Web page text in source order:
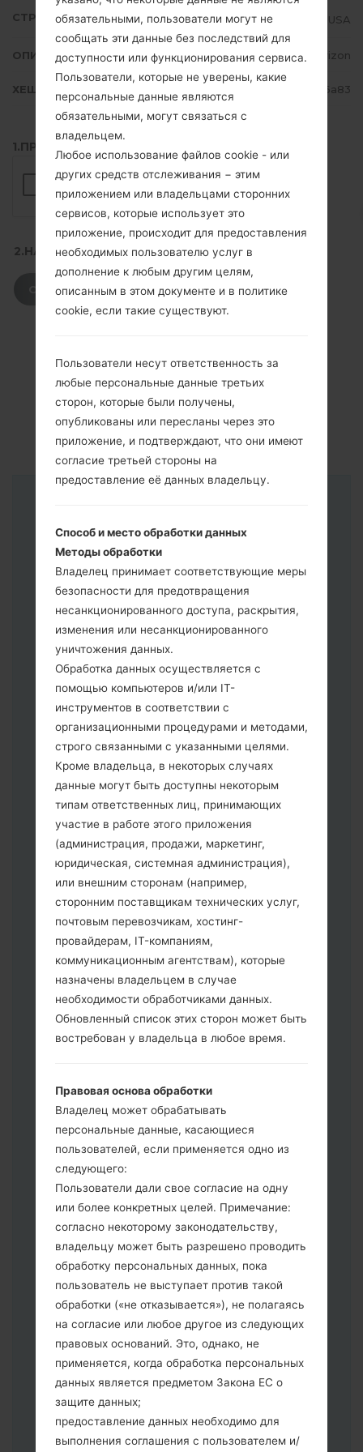
СТРАНА USA
ОПИСАНИЕ Verizon
ХЕШ d1edbee96636f8ddb3c6197244366a83
1.ПРОВЕРИТЬ НАЛИЧИЕ RECAPTCHA
2.НАЖМИТЕ, ЧТОБЫ СКАЧАТЬ
СКАЧАТЬ
Скачайте на свой ПК:Odin 3.
Далее загрузите и распакуйте файл
прошивки.
Вам необходимо 1 (Выбрать 1 файл
прошивки здесь) или 5 (Выбрать 5
файл прошивки здесь) файлов для
прошивки:
AP: "System & Recovery"
CP: "Modem & Radio"
CSC _ ***: "Country & Region & Operator"
HOME_CSC _ ***: "Country & Region &
Operator"
Добавьте все файлы в программу Odin
3.
Если вы хотите прошить телефон и
выберите HOME_CSC _ *** для
сохранения Ваших данных.
Теперь выключите устройство и
войдите в "Download" режим. Все
методы как это сделать:
Нажмите и удерживайте клавиши:
питание, громкости и Bixbi.
Нажмите и удерживайте клавиши:
регулировки громкости. Подключив
телефон к ПК используя USB кабель.
Нажмите и удерживайте клавиши:
питание, громкости и домой.
Подключите USB кабель и нажмите
клавиши: уменьшение звука и Bixbi.
Нажмите и удерживайте клавиши:
питания и увеличения громкости
Далее подключите к компьютеру,
программа Odin должна определить
обязательными, пользователи могут не
сообщать эти данные без последствий для
доступности или функционирования сервиса.
Пользователи, которые не уверены, какие
персональные данные являются
обязательными, могут связаться с
владельцем.
Любое использование файлов cookie - или
других средств отслеживания − этим
приложением или владельцами сторонних
сервисов, которые использует это
приложение, происходит для предоставления
необходимых пользователю услуг в
дополнение к любым другим целям,
описанным в этом документе и в политике
cookie, если такие существуют.
Пользователи несут ответственность за
любые персональные данные третьих
сторон, которые были получены,
опубликованы или пересланы через это
приложение, и подтверждают, что они имеют
согласие третьей стороны на
предоставление её данных владельцу.
Способ и место обработки данных
Методы обработки
Владелец принимает соответствующие меры
безопасности для предотвращения
несанкционированного доступа, раскрытия,
изменения или несанкционированного
уничтожения данных.
Обработка данных осуществляется с
помощью компьютеров и/или IT-
инструментов в соответствии с
организационными процедурами и методами,
строго связанными с указанными целями.
Кроме владельца, в некоторых случаях
данные могут быть доступны некоторым
типам ответственных лиц, принимающих
участие в работе этого приложения
(администрация, продажи, маркетинг,
юридическая, системная администрация),
или внешним сторонам (например,
сторонним поставщикам технических услуг,
почтовым перевозчикам, хостинг-
провайдерам, IT-компаниям,
коммуникационным агентствам), которые
назначены владельцем в случае
необходимости обработчиками данных.
Обновленный список этих сторон может быть
востребован у владельца в любое время.
Правовая основа обработки
Владелец может обрабатывать
персональные данные, касающиеся
пользователей, если применяется одно из
следующего:
Пользователи дали свое согласие на одну
или более конкретных целей. Примечание:
согласно некоторому законодательству,
владельцу может быть разрешено проводить
обработку персональных данных, пока
пользователь не выступает против такой
обработки («не отказывается»), не полагаясь
на согласие или любое другое из следующих
правовых оснований. Это, однако, не
применяется, когда обработка персональных
данных является предметом Закона ЕС о
защите данных;
предоставление данных необходимо для
выполнения соглашения с пользователем и/